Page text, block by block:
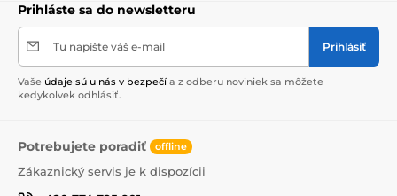
Prihláste sa do newsletteru
Tu napíšte váš e-mail Prihlásiť
Vaše údaje sú u nás v bezpečí a z odberu noviniek sa môžete
kedykoľvek odhlásiť.
Potrebujete poradiť offline
Zákaznický servis je k dispozícii